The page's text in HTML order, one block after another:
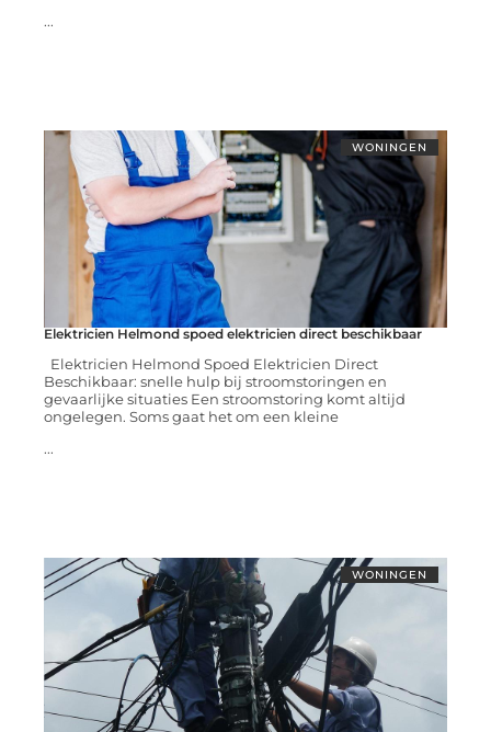
...
WONINGEN
Elektricien Helmond spoed elektricien direct beschikbaar
Elektricien Helmond Spoed Elektricien Direct
Beschikbaar: snelle hulp bij stroomstoringen en
gevaarlijke situaties Een stroomstoring komt altijd
ongelegen. Soms gaat het om een kleine
...
WONINGEN